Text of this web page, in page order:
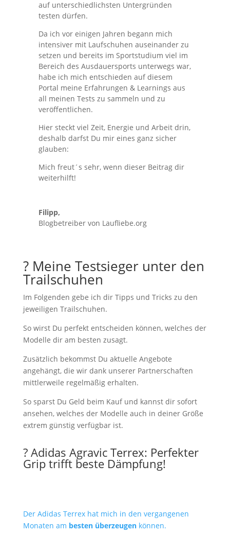
auf unterschiedlichsten Untergründen
testen dürfen.
Da ich vor einigen Jahren begann mich
intensiver mit Laufschuhen auseinander zu
setzen und bereits im Sportstudium viel im
Bereich des Ausdauersports unterwegs war,
habe ich mich entschieden auf diesem
Portal meine Erfahrungen & Learnings aus
all meinen Tests zu sammeln und zu
veröffentlichen.
Hier steckt viel Zeit, Energie und Arbeit drin,
deshalb darfst Du mir eines ganz sicher
glauben:
Mich freut´s sehr, wenn dieser Beitrag dir
weiterhilft!
Filipp,
Blogbetreiber von Laufliebe.org
? Meine Testsieger unter den
Trailschuhen
Im Folgenden gebe ich dir Tipps und Tricks zu den
jeweiligen Trailschuhen.
So wirst Du perfekt entscheiden können, welches der
Modelle dir am besten zusagt.
Zusätzlich bekommst Du aktuelle Angebote
angehängt, die wir dank unserer Partnerschaften
mittlerweile regelmäßig erhalten.
So sparst Du Geld beim Kauf und kannst dir sofort
ansehen, welches der Modelle auch in deiner Größe
extrem günstig verfügbar ist.
? Adidas Agravic Terrex: Perfekter
Grip trifft beste Dämpfung!
Der Adidas Terrex hat mich in den vergangenen
Monaten am besten überzeugenkönnen.